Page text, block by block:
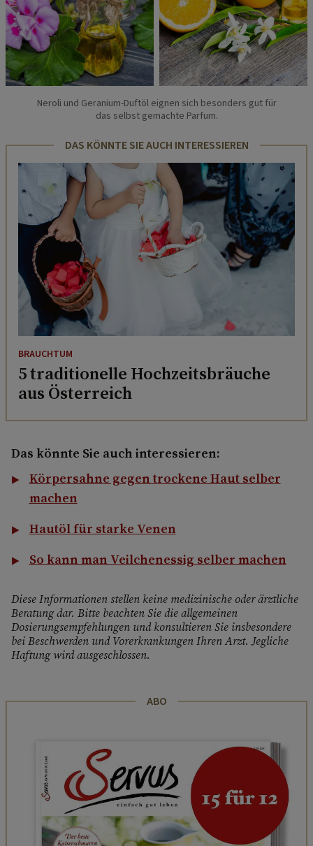
Neroli und Geranium-Duftöl eignen sich besonders gut für
das selbst gemachte Parfum.
DAS KÖNNTE SIE AUCH INTERESSIEREN
BRAUCHTUM
5 traditionelle Hochzeitsbräuche
aus Österreich
Das könnte Sie auch interessieren:
Körpersahne gegen trockene Haut selber
machen
Hautöl für starke Venen
So kann man Veilchenessig selber machen
Diese Informationen stellen keine medizinische oder ärztliche
Beratung dar. Bitte beachten Sie die allgemeinen
Dosierungsempfehlungen und konsultieren Sie insbesondere
bei Beschwerden und Vorerkrankungen Ihren Arzt. Jegliche
Haftung wird ausgeschlossen.
ABO